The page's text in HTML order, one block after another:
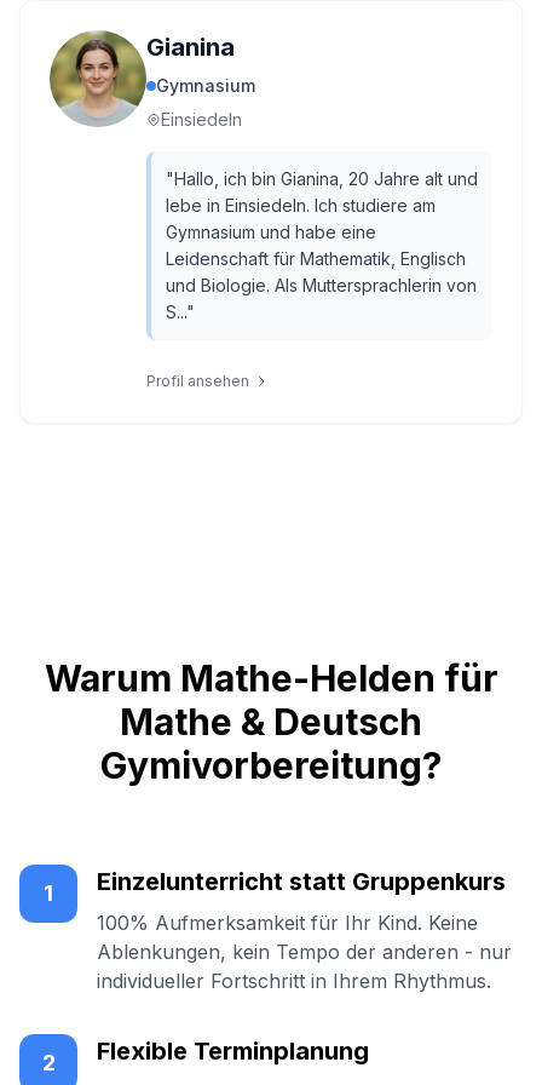
Gianina
Gymnasium
Einsiedeln
"Hallo, ich bin Gianina, 20 Jahre alt und
lebe in Einsiedeln. Ich studiere am
Gymnasium und habe eine
Leidenschaft für Mathematik, Englisch
und Biologie. Als Muttersprachlerin von
S..."
Profil ansehen
Warum Mathe-Helden für
Mathe & Deutsch
Gymivorbereitung?
1 Einzelunterricht statt Gruppenkurs
100% Aufmerksamkeit für Ihr Kind. Keine
Ablenkungen, kein Tempo der anderen - nur
individueller Fortschritt in Ihrem Rhythmus.
2 Flexible Terminplanung